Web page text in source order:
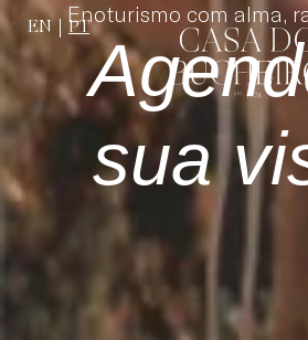
EN PT
Enoturismo com alma,
sua